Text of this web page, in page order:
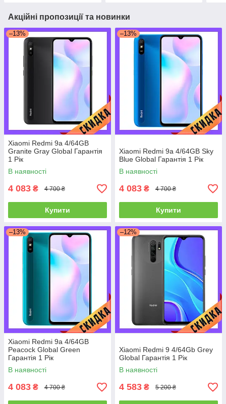
Акційні пропозиції та новинки
–13%
Xiaomi Redmi 9a 4/64GB
Granite Gray Global Гарантія
1 Рік
В наявності
4 083 ₴ 4 700 ₴
Купити
–13%
Xiaomi Redmi 9a 4/64GB Sky
Blue Global Гарантія 1 Рік
В наявності
4 083 ₴ 4 700 ₴
Купити
–13%
Xiaomi Redmi 9a 4/64GB
Peacock Global Green
Гарантія 1 Рік
В наявності
4 083 ₴ 4 700 ₴
–12%
Xiaomi Redmi 9 4/64Gb Grey
Global Гарантія 1 Рік
В наявності
4 583 ₴ 5 200 ₴